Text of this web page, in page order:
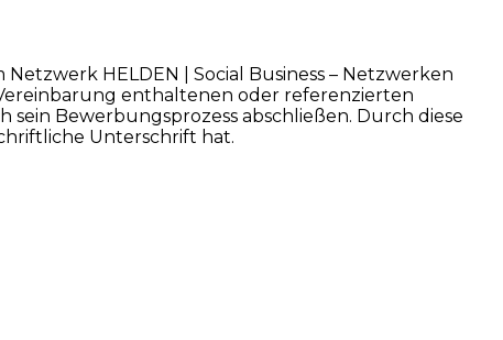
HELDEN | Social Business – Netzwerken
enthaltenen oder referenzierten
sein Bewerbungsprozess abschließen. Durch diese
Unterschrift hat.